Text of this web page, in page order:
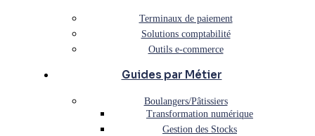
Terminaux de paiement
Solutions comptabilité
Outils e-commerce
Guides par Métier
Boulangers/Pâtissiers
Transformation numérique
Gestion des Stocks